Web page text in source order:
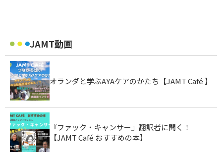
JAMT動画
オランダと学ぶAYAケアのかたち【JAMT Café 】
『ファック・キャンサー』翻訳者に聞く！
【JAMT Café おすすめの本】